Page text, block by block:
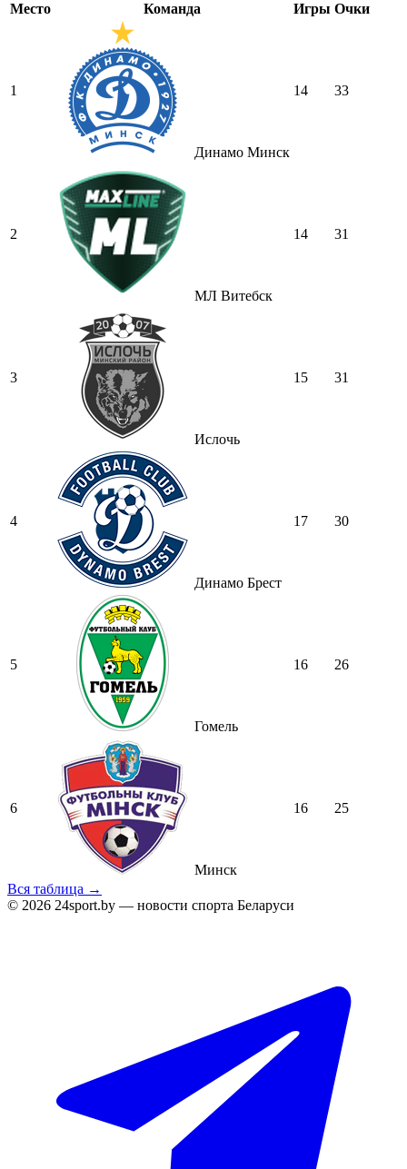
Место Команда Игры Очки
1
Динамо Минск
14 33
2
МЛ Витебск
14 31
3
Ислочь
15 31
4
Динамо Брест
17 30
5
Гомель
16 26
6
Минск
16 25
Вся таблица →
© 2026 24sport.by — новости спорта Беларуси